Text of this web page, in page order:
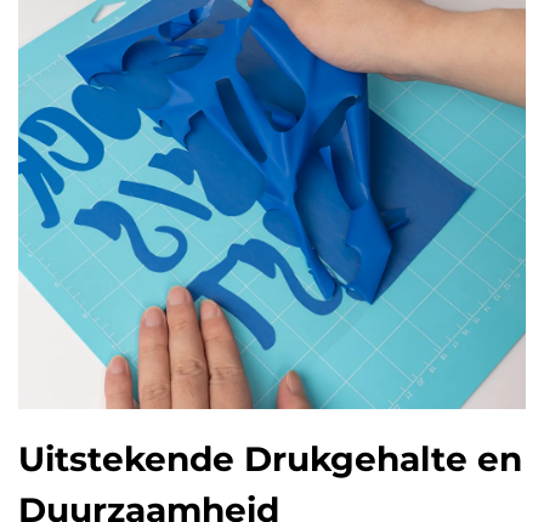
Uitstekende Drukgehalte en
Duurzaamheid